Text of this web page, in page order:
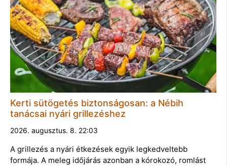
Kerti sütögetés biztonságosan: a Nébih
tanácsai nyári grillezéshez
2026. augusztus. 8. 22:03
A grillezés a nyári étkezések egyik legkedveltebb
formája. A meleg időjárás azonban a kórokozó, romlást